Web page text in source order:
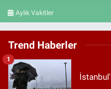
Aylık Vakitler
Trend Haberler
1